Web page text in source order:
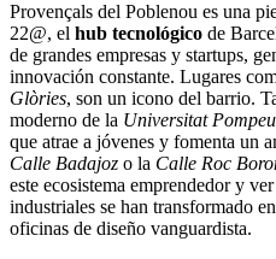
Provençals del Poblenou es una
22@, el hub tecnológico de
de grandes empresas y startups,
innovación constante. Lugares
Glòries, son un icono del barrio.
moderno de la Universitat
que atrae a jóvenes y fomenta un
Calle Badajoz o la Calle Roc
este ecosistema emprendedor y
industriales se han transformado
oficinas de diseño vanguardista.